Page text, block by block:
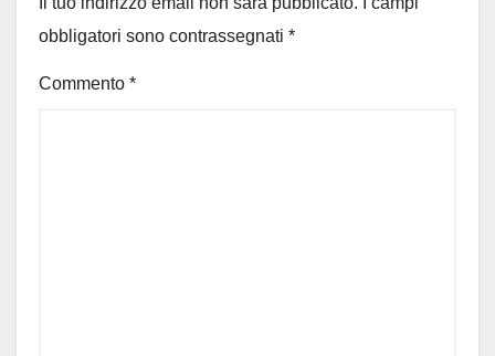
obbligatori sono contrassegnati *
Commento *